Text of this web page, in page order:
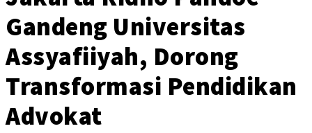
Gandeng Universitas
Assyafiiyah, Dorong
Transformasi Pendidikan
Advokat